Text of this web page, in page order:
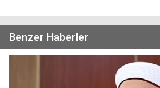
Benzer Haberler